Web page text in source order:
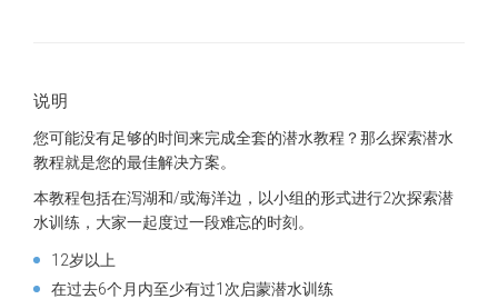
说明
您可能没有足够的时间来完成全套的潜水教程？那么探索潜水
教程就是您的最佳解决方案。
本教程包括在泻湖和/或海洋边，以小组的形式进行2次探索潜
水训练，大家一起度过一段难忘的时刻。
12岁以上
在过去6个月内至少有过1次启蒙潜水训练